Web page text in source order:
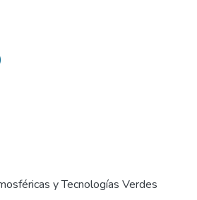
y Tecnologías Verdes